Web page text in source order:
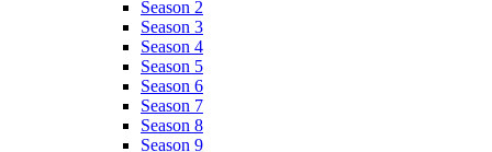
Season 2
Season 3
Season 4
Season 5
Season 6
Season 7
Season 8
Season 9